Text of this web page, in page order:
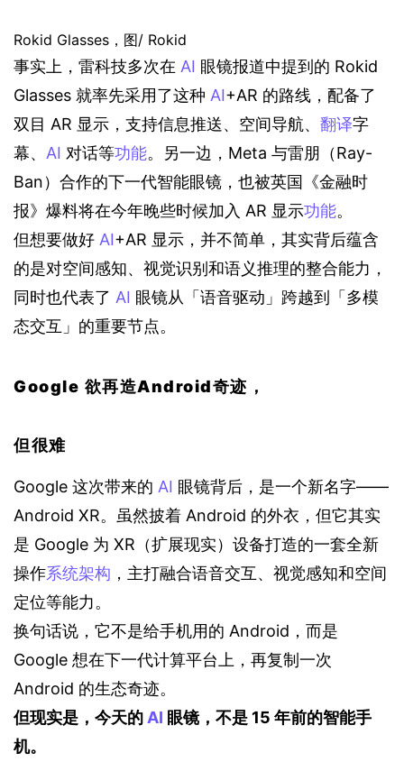
Rokid Glasses，图/ Rokid
事实上，雷科技多次在 AI 眼镜报道中提到的 Rokid
Glasses 就率先采用了这种 AI+AR 的路线，配备了
双目 AR 显示，支持信息推送、空间导航、 翻译字
幕、 AI 对话等功能。另一边，Meta 与雷朋（Ray-
Ban）合作的下一代智能眼镜，也被英国《金融时
报》爆料将在今年晚些时候加入 AR 显示功能。
但想要做好 AI+AR 显示，并不简单，其实背后蕴含
的是对空间感知、视觉识别和语义推理的整合能力，
同时也代表了 AI 眼镜从「语音驱动」跨越到「多模
态交互」的重要节点。
Google 欲再造Android奇迹，
但很难
Google 这次带来的 AI 眼镜背后，是一个新名字——
Android XR。虽然披着 Android 的外衣，但它其实
是 Google 为 XR（扩展现实）设备打造的一套全新
操作系统架构 ，主打融合语音交互、视觉感知和空间
定位等能力。
换句话说，它不是给手机用的 Android，而是
Google 想在下一代计算平台上，再复制一次
Android 的生态奇迹。
但现实是，今天的 AI 眼镜，不是 15 年前的智能手
机。